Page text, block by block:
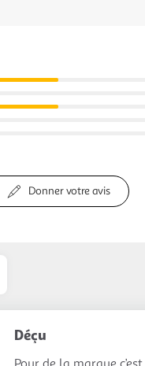
Donner votre avis
Déçu